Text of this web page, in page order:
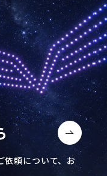
依頼について、お